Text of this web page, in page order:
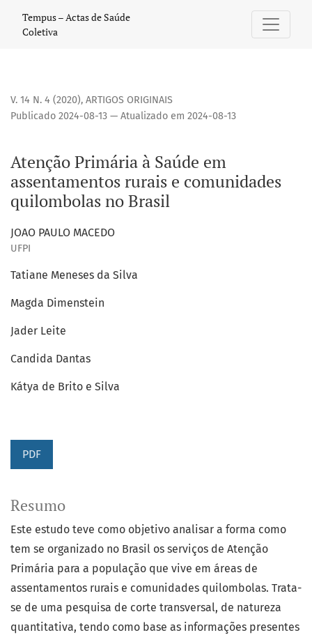
Atenção Primária à Saúde em assentamentos rurais e
Tempus – Actas de Saúde
Coletiva
V. 14 N. 4 (2020), ARTIGOS ORIGINAIS
Atenção Primária à Saúde em
assentamentos rurais e comunidades
quilombolas no Brasil
Publicado 2024-08-13 — Atualizado em 2024-08-13
JOAO PAULO MACEDO
UFPI
Tatiane Meneses da Silva
Magda Dimenstein
Jader Leite
Candida Dantas
Kátya de Brito e Silva
PDF
Resumo
Este estudo teve como objetivo analisar a forma como
tem se organizado no Brasil os serviços de Atenção
Primária para a população que vive em áreas de
assentamentos rurais e comunidades quilombolas. Trata-
se de uma pesquisa de corte transversal, de natureza
quantitativa, tendo como base as informações presentes